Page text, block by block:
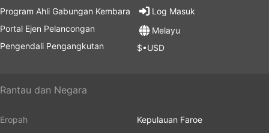
Program Ahli Gabungan Kembara
Portal Ejen Pelancongan
Pengendali Pengangkutan
Log Masuk
Melayu
$•USD
Rantau dan Negara
Eropah
Kepulauan Faroe